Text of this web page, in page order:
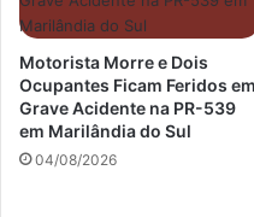
Motorista Morre e Dois
Ocupantes Ficam Feridos em
Grave Acidente na PR-539
em Marilândia do Sul
04/08/2026